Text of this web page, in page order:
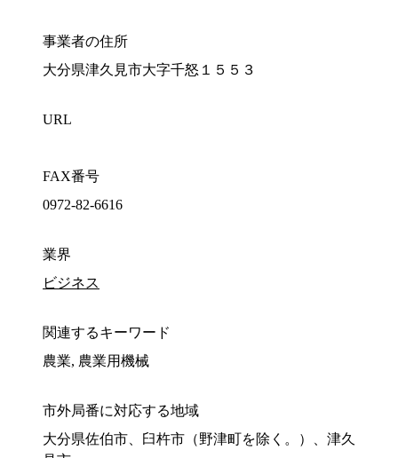
事業者の住所
大分県津久見市大字千怒１５５３
URL
FAX番号
0972-82-6616
業界
ビジネス
関連するキーワード
農業, 農業用機械
市外局番に対応する地域
大分県佐伯市、臼杵市（野津町を除く。）、津久